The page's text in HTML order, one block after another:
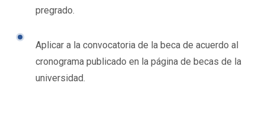
pregrado.
Aplicar a la convocatoria de la beca de acuerdo al
cronograma publicado en la página de becas de la
universidad.